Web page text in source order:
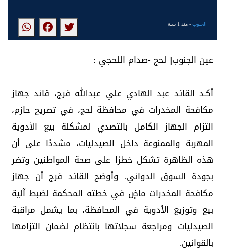
الجنوب- منذ 1 سنة
عين الجنوب|| لحج -صدام اللحجي :
أكـد القائد عبد الهادي علي عبدالله فرج، قائد جهاز
مكافحة المخدرات في محافظة لحج، في تصريح حازم،
التزام الجهاز الكامل بالتصدي لمشكلة بيع الأدوية
المهربة والممنوعة داخل الصيدليات، مشددًا على أن
هذه الظاهرة تشكل خطرًا على صحة المواطنين وتضر
بجودة السوق الدوائي. وأوضح القائد فرج أن جهاز
مكافحة المخدرات ماضٍ في خطته المحكمة لضبط آلية
بيع وتوزيع الأدوية في المحافظة، بما يشمل مراقبة
الصيدليات ومراجعة سجلاتها بانتظام لضمان التزامها
بالقوانين.